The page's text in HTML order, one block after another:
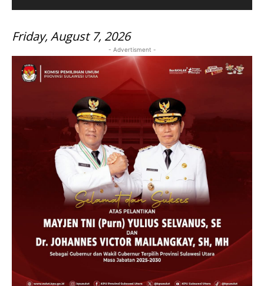
Friday, August 7, 2026
- Advertisment -